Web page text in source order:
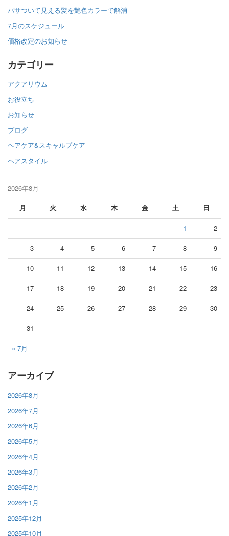
パサついて見える髪を艶色カラーで解消
7月のスケジュール
価格改定のお知らせ
カテゴリー
アクアリウム
お役立ち
お知らせ
ブログ
ヘアケア&スキャルプケア
ヘアスタイル
2026年8月
月
火 水 木 金 土 日
« 7月
1 2
3 4 5 6 7 8 9
10 11 12 13 14 15 16
17 18 19 20 21 22 23
24 25 26 27 28 29 30
31
アーカイブ
2026年8月
2026年7月
2026年6月
2026年5月
2026年4月
2026年3月
2026年2月
2026年1月
2025年12月
2025年10月